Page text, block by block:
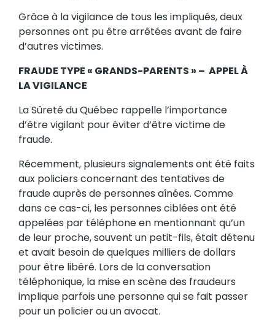
Grâce à la vigilance de tous les impliqués, deux
personnes ont pu être arrêtées avant de faire
d’autres victimes.
FRAUDE TYPE « GRANDS-PARENTS » – APPEL À
LA VIGILANCE
La Sûreté du Québec rappelle l’importance
d’être vigilant pour éviter d’être victime de
fraude.
Récemment, plusieurs signalements ont été faits
aux policiers concernant des tentatives de
fraude auprès de personnes aînées. Comme
dans ce cas-ci, les personnes ciblées ont été
appelées par téléphone en mentionnant qu’un
de leur proche, souvent un petit-fils, était détenu
et avait besoin de quelques milliers de dollars
pour être libéré. Lors de la conversation
téléphonique, la mise en scène des fraudeurs
implique parfois une personne qui se fait passer
pour un policier ou un avocat.